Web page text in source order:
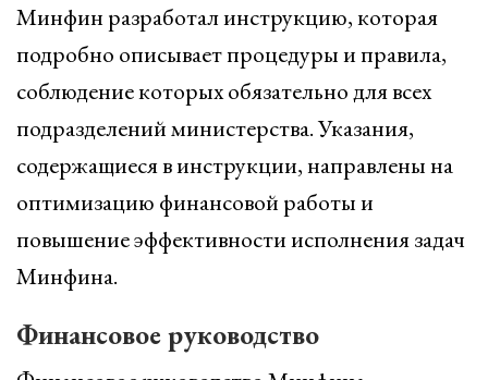
Минфин разработал инструкцию, которая
подробно описывает процедуры и правила,
соблюдение которых обязательно для всех
подразделений министерства. Указания,
содержащиеся в инструкции, направлены на
оптимизацию финансовой работы и
повышение эффективности исполнения задач
Минфина.
Финансовое руководство